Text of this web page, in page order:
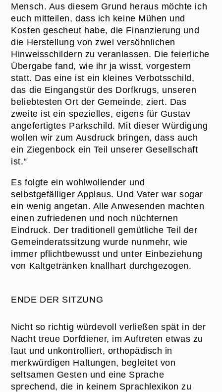
Mensch. Aus diesem Grund heraus möchte ich
euch mitteilen, dass ich keine Mühen und
Kosten gescheut habe, die Finanzierung und
die Herstellung von zwei versöhnlichen
Hinweisschildern zu veranlassen. Die feierliche
Übergabe fand, wie ihr ja wisst, vorgestern
statt. Das eine ist ein kleines Verbotsschild,
das die Eingangstür des Dorfkrugs, unseren
beliebtesten Ort der Gemeinde, ziert. Das
zweite ist ein spezielles, eigens für Gustav
angefertigtes Parkschild. Mit dieser Würdigung
wollen wir zum Ausdruck bringen, dass auch
ein Ziegenbock ein Teil unserer Gesellschaft
ist.“
Es folgte ein wohlwollender und
selbstgefälliger Applaus. Und Vater war sogar
ein wenig angetan. Alle Anwesenden machten
einen zufriedenen und noch nüchternen
Eindruck. Der traditionell gemütliche Teil der
Gemeinderatssitzung wurde nunmehr, wie
immer pflichtbewusst und unter Einbeziehung
von Kaltgetränken knallhart durchgezogen.
ENDE DER SITZUNG
Nicht so richtig würdevoll verließen spät in der
Nacht treue Dorfdiener, im Auftreten etwas zu
laut und unkontrolliert, orthopädisch in
merkwürdigen Haltungen, begleitet von
seltsamen Gesten und eine Sprache
sprechend, die in keinem Sprachlexikon zu